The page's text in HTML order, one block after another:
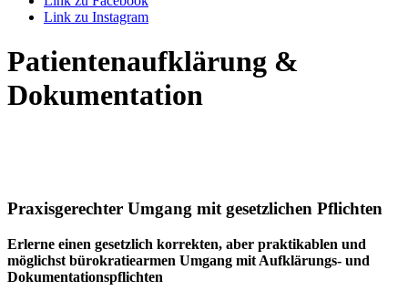
Link zu Instagram
Patientenaufklärung &
Dokumentation
Praxisgerechter Umgang mit gesetzlichen Pflichten
Erlerne einen gesetzlich korrekten, aber praktikablen und
möglichst bürokratiearmen Umgang mit Aufklärungs- und
Dokumentationspflichten